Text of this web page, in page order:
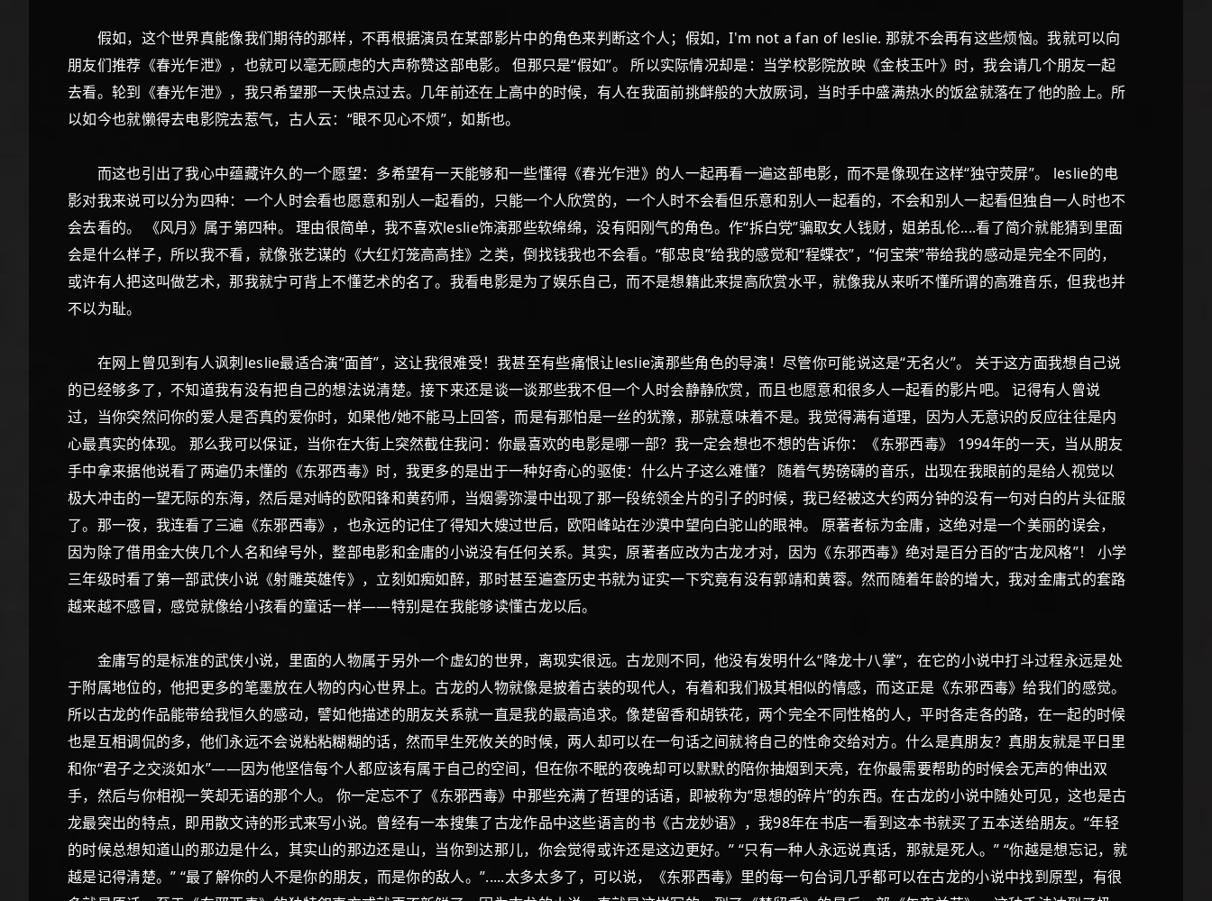
假如，这个世界真能像我们期待的那样，不再根据演员在某部影片中的角色来判断这个人；假如，I'm not a fan of leslie. 那就不会再有这些烦恼。我就可以向
朋友们推荐《春光乍泄》，也就可以毫无顾虑的大声称赞这部电影。 但那只是“假如”。 所以实际情况却是：当学校影院放映《金枝玉叶》时，我会请几个朋友一起
去看。轮到《春光乍泄》，我只希望那一天快点过去。几年前还在上高中的时候，有人在我面前挑衅般的大放厥词，当时手中盛满热水的饭盆就落在了他的脸上。所
以如今也就懒得去电影院去惹气，古人云：“眼不见心不烦”，如斯也。
而这也引出了我心中蕴藏许久的一个愿望：多希望有一天能够和一些懂得《春光乍泄》的人一起再看一遍这部电影，而不是像现在这样“独守荧屏”。 leslie的电
影对我来说可以分为四种：一个人时会看也愿意和别人一起看的，只能一个人欣赏的，一个人时不会看但乐意和别人一起看的，不会和别人一起看但独自一人时也不
会去看的。 《风月》属于第四种。 理由很简单，我不喜欢leslie饰演那些软绵绵，没有阳刚气的角色。作“拆白党”骗取女人钱财，姐弟乱伦....看了简介就能猜到里面
会是什么样子，所以我不看，就像张艺谋的《大红灯笼高高挂》之类，倒找钱我也不会看。“郁忠良”给我的感觉和“程蝶衣”，“何宝荣”带给我的感动是完全不同的，
或许有人把这叫做艺术，那我就宁可背上不懂艺术的名了。我看电影是为了娱乐自己，而不是想籍此来提高欣赏水平，就像我从来听不懂所谓的高雅音乐，但我也并
不以为耻。
在网上曾见到有人讽刺leslie最适合演“面首”，这让我很难受！我甚至有些痛恨让leslie演那些角色的导演！尽管你可能说这是“无名火”。 关于这方面我想自己说
的已经够多了，不知道我有没有把自己的想法说清楚。接下来还是谈一谈那些我不但一个人时会静静欣赏，而且也愿意和很多人一起看的影片吧。 记得有人曾说
过，当你突然问你的爱人是否真的爱你时，如果他/她不能马上回答，而是有那怕是一丝的犹豫，那就意味着不是。我觉得满有道理，因为人无意识的反应往往是内
心最真实的体现。 那么我可以保证，当你在大街上突然截住我问：你最喜欢的电影是哪一部？我一定会想也不想的告诉你：《东邪西毒》 1994年的一天，当从朋友
手中拿来据他说看了两遍仍未懂的《东邪西毒》时，我更多的是出于一种好奇心的驱使：什么片子这么难懂？ 随着气势磅礴的音乐，出现在我眼前的是给人视觉以
极大冲击的一望无际的东海，然后是对峙的欧阳锋和黄药师，当烟雾弥漫中出现了那一段统领全片的引子的时候，我已经被这大约两分钟的没有一句对白的片头征服
了。那一夜，我连看了三遍《东邪西毒》，也永远的记住了得知大嫂过世后，欧阳峰站在沙漠中望向白驼山的眼神。 原著者标为金庸，这绝对是一个美丽的误会，
因为除了借用金大侠几个人名和绰号外，整部电影和金庸的小说没有任何关系。其实，原著者应改为古龙才对，因为《东邪西毒》绝对是百分百的“古龙风格”！ 小学
三年级时看了第一部武侠小说《射雕英雄传》，立刻如痴如醉，那时甚至遍查历史书就为证实一下究竟有没有郭靖和黄蓉。然而随着年龄的增大，我对金庸式的套路
越来越不感冒，感觉就像给小孩看的童话一样——特别是在我能够读懂古龙以后。
金庸写的是标准的武侠小说，里面的人物属于另外一个虚幻的世界，离现实很远。古龙则不同，他没有发明什么“降龙十八掌”，在它的小说中打斗过程永远是处
于附属地位的，他把更多的笔墨放在人物的内心世界上。古龙的人物就像是披着古装的现代人，有着和我们极其相似的情感，而这正是《东邪西毒》给我们的感觉。
所以古龙的作品能带给我恒久的感动，譬如他描述的朋友关系就一直是我的最高追求。像楚留香和胡铁花，两个完全不同性格的人，平时各走各的路，在一起的时候
也是互相调侃的多，他们永远不会说粘粘糊糊的话，然而早生死攸关的时候，两人却可以在一句话之间就将自己的性命交给对方。什么是真朋友？真朋友就是平日里
和你“君子之交淡如水”——因为他坚信每个人都应该有属于自己的空间，但在你不眠的夜晚却可以默默的陪你抽烟到天亮，在你最需要帮助的时候会无声的伸出双
手，然后与你相视一笑却无语的那个人。 你一定忘不了《东邪西毒》中那些充满了哲理的话语，即被称为“思想的碎片”的东西。在古龙的小说中随处可见，这也是古
龙最突出的特点，即用散文诗的形式来写小说。曾经有一本搜集了古龙作品中这些语言的书《古龙妙语》，我98年在书店一看到这本书就买了五本送给朋友。“年轻
的时候总想知道山的那边是什么，其实山的那边还是山，当你到达那儿，你会觉得或许还是这边更好。” “只有一种人永远说真话，那就是死人。” “你越是想忘记，就
越是记得清楚。” “最了解你的人不是你的朋友，而是你的敌人。”.....太多太多了，可以说，《东邪西毒》里的每一句台词几乎都可以在古龙的小说中找到原型，有很